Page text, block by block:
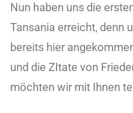
Nun haben uns die
Tansania erreicht, denn
bereits hier
und die ZItate von
möchten wir mit Ihnen